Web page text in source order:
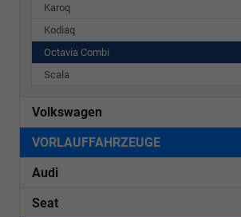
Karoq
Kodiaq
Octavia Combi
Scala
Volkswagen
VORLAUFFAHRZEUGE
Audi
Seat